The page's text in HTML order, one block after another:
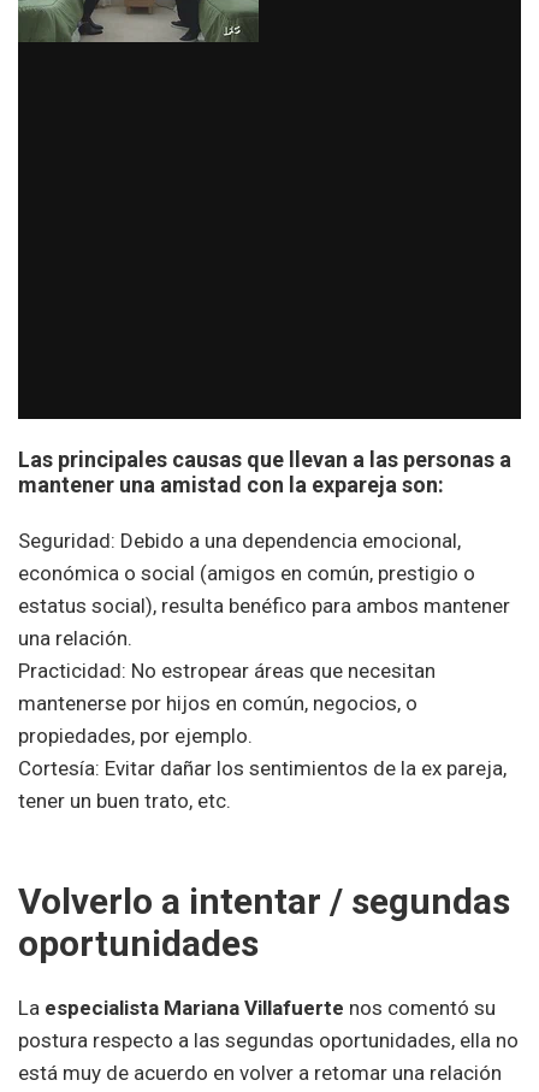
Las principales causas que llevan a las personas a
mantener una amistad con la expareja son:
Seguridad: Debido a una dependencia emocional,
económica o social (amigos en común, prestigio o
estatus social), resulta benéfico para ambos mantener
una relación.
Practicidad: No estropear áreas que necesitan
mantenerse por hijos en común, negocios, o
propiedades, por ejemplo.
Cortesía: Evitar dañar los sentimientos de la ex pareja,
tener un buen trato, etc.
Volverlo a intentar / segundas
oportunidades
La especialista Mariana Villafuerte nos comentó su
postura respecto a las segundas oportunidades, ella no
está muy de acuerdo en volver a retomar una relación